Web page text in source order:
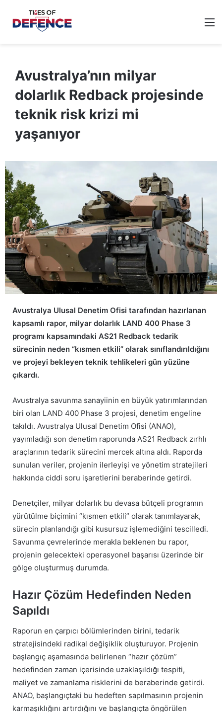
Avustralya’nın milyar
dolarlık Redback projesinde
teknik risk krizi mi
yaşanıyor
Avustralya Ulusal Denetim Ofisi tarafından hazırlanan
kapsamlı rapor, milyar dolarlık LAND 400 Phase 3
programı kapsamındaki AS21 Redback tedarik
sürecinin neden “kısmen etkili” olarak sınıflandırıldığını
ve projeyi bekleyen teknik tehlikeleri gün yüzüne
çıkardı.
Avustralya savunma sanayiinin en büyük yatırımlarından
biri olan LAND 400 Phase 3 projesi, denetim engeline
takıldı. Avustralya Ulusal Denetim Ofisi (ANAO),
yayımladığı son denetim raporunda AS21 Redback zırhlı
araçlarının tedarik sürecini mercek altına aldı. Raporda
sunulan veriler, projenin ilerleyişi ve yönetim stratejileri
hakkında ciddi soru işaretlerini beraberinde getirdi.
Denetçiler, milyar dolarlık bu devasa bütçeli programın
yürütülme biçimini “kısmen etkili” olarak tanımlayarak,
sürecin planlandığı gibi kusursuz işlemediğini tescilledi.
Savunma çevrelerinde merakla beklenen bu rapor,
projenin gelecekteki operasyonel başarısı üzerinde bir
gölge oluşturmuş durumda.
Hazır Çözüm Hedefinden Neden
Sapıldı
Raporun en çarpıcı bölümlerinden birini, tedarik
stratejisindeki radikal değişiklik oluşturuyor. Projenin
başlangıç aşamasında belirlenen “hazır çözüm”
hedefinden zaman içerisinde uzaklaşıldığı tespiti,
maliyet ve zamanlama risklerini de beraberinde getirdi.
ANAO, başlangıçtaki bu hedeften sapılmasının projenin
karmaşıklığını artırdığını ve başlangıçta öngörülen